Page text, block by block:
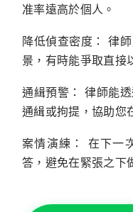
准率遠高於個人。
降低偵查密度：
律
景，有時能爭取直接
通緝預警：
律師能
通緝或拘提，協助您
案情演練：
在下一
答，避免在緊張之下